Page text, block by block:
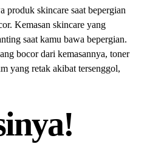
produk skincare saat bepergian
Kemasan skincare yang
saat kamu bawa bepergian.
bocor dari kemasannya, toner
yang retak akibat tersenggol,